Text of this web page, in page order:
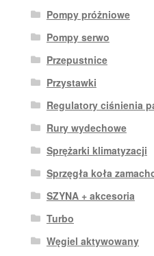
Pompy próżniowe
Pompy serwo
Przepustnice
Przystawki
Regulatory ciśnienia
Rury wydechowe
Sprężarki klimatyzacji
Sprzęgła koła
SZYNA + akcesoria
Turbo
Węgiel aktywowany